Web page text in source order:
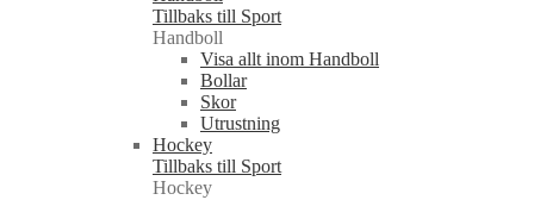
Tillbaks till Sport
Handboll
Visa allt inom Handboll
Bollar
Skor
Utrustning
Hockey
Tillbaks till Sport
Hockey